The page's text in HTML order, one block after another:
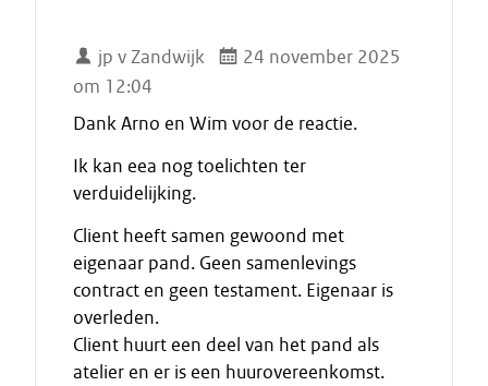
jp v Zandwijk
24 november 2025
om 12:04
Dank Arno en Wim voor de reactie.
Ik kan eea nog toelichten ter
verduidelijking.
Client heeft samen gewoond met
eigenaar pand. Geen samenlevings
contract en geen testament. Eigenaar is
overleden.
Client huurt een deel van het pand als
atelier en er is een huurovereenkomst.